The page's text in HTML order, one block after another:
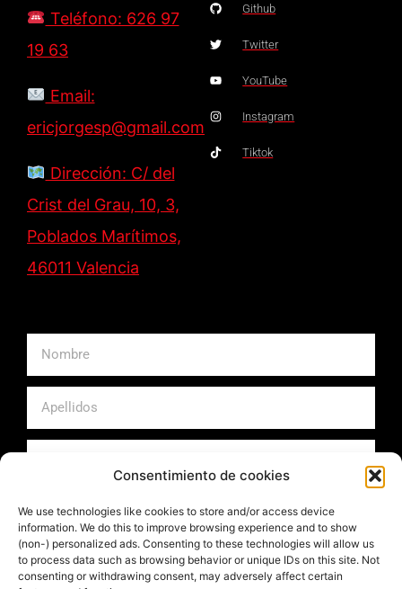
Consentimiento de cookies
We use technologies like cookies to store and/or access device
information. We do this to improve browsing experience and to show
(non-) personalized ads. Consenting to these technologies will allow us
to process data such as browsing behavior or unique IDs on this site. Not
consenting or withdrawing consent, may adversely affect certain
Teléfono: 626 97
19 63
Email:
ericjorgesp@gmail.com
Dirección: C/ del
Crist del Grau, 10, 3,
Poblados Marítimos,
46011 Valencia
Github
Twitter
YouTube
Instagram
Tiktok
Acepto laspolíticas de privacidad
Haz clic en «Estoy de acuerdo» para activar Google